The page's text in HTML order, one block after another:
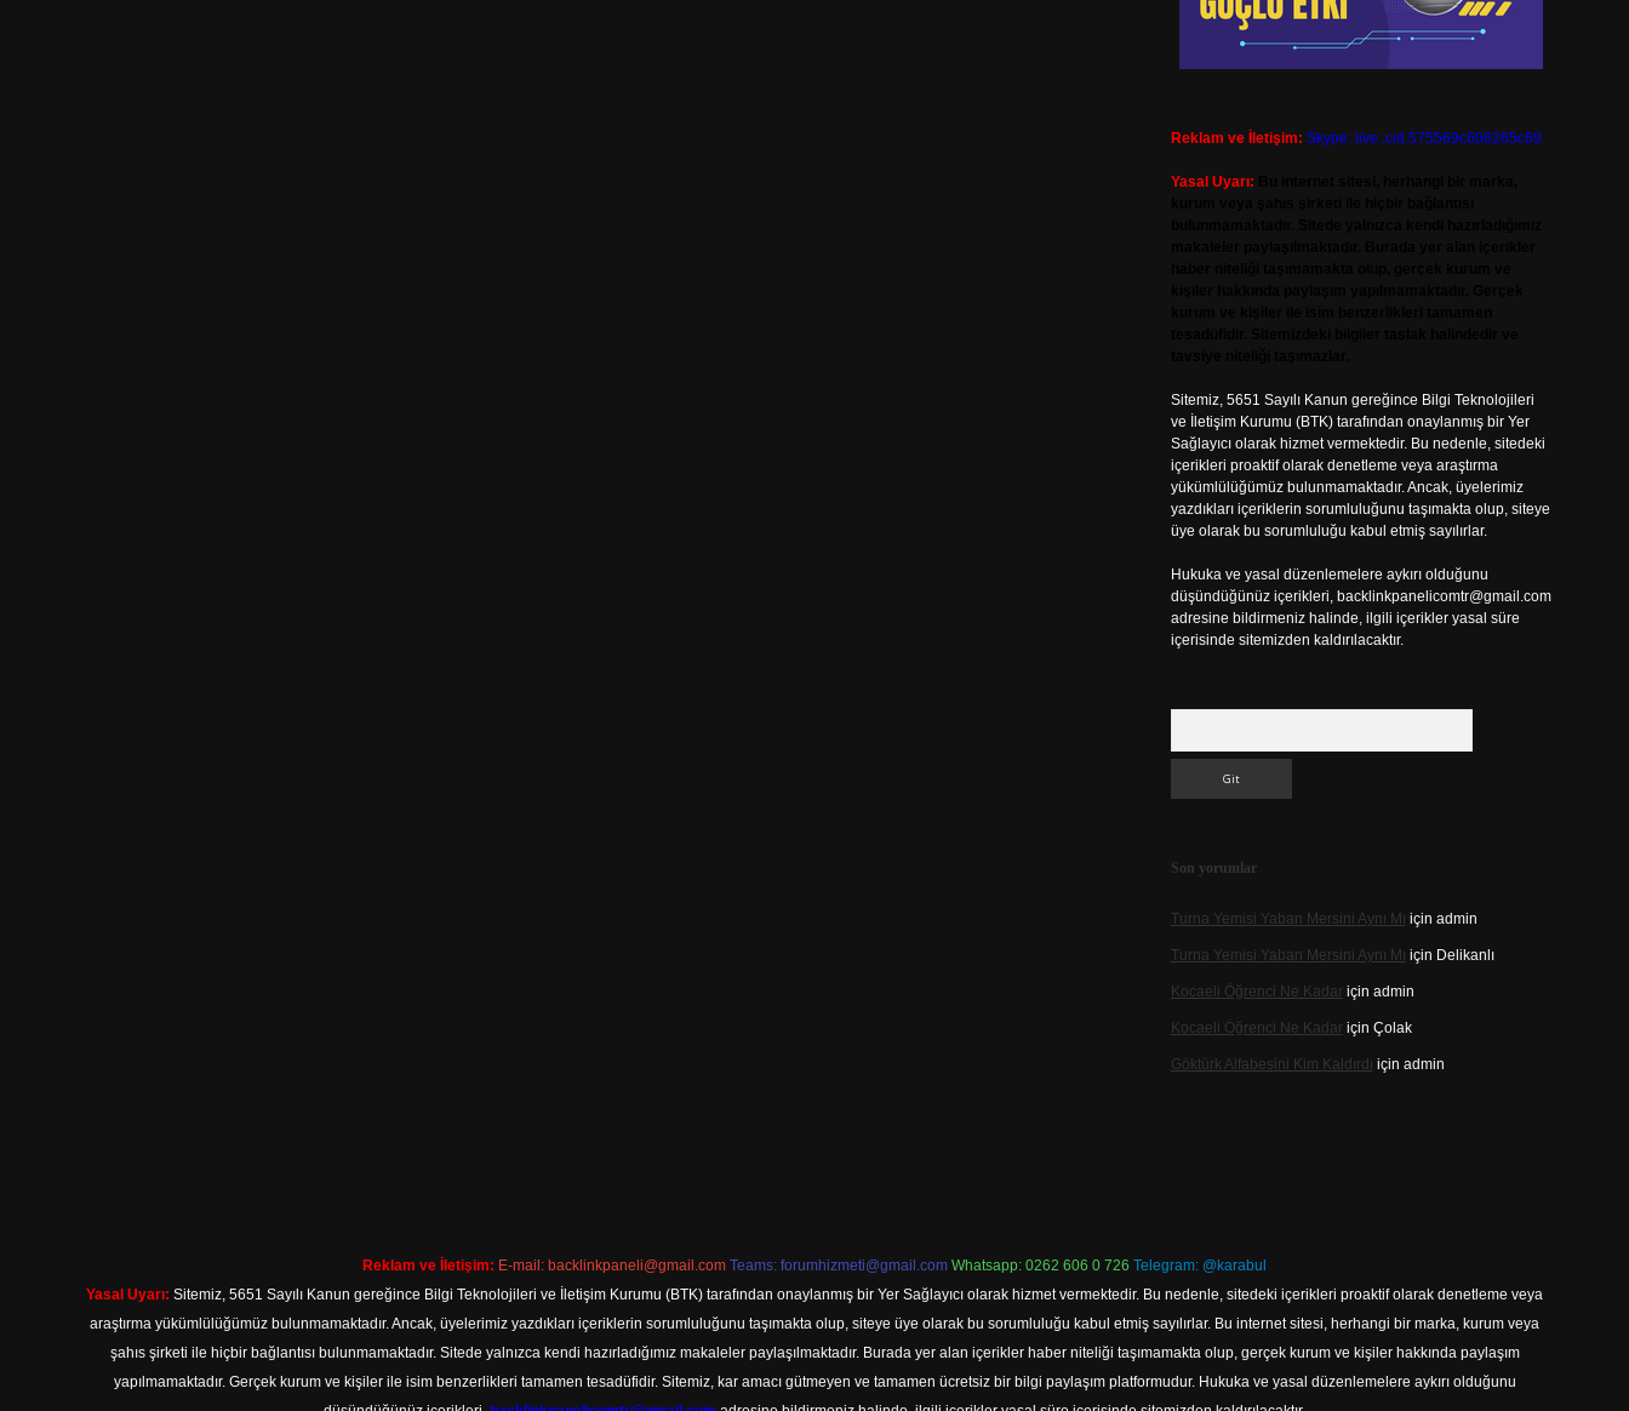
Reklam ve İletişim: Skype: live:.cid.575569c608265c69
Yasal Uyarı:
Sitemiz, 5651 Sayılı Kanun gereğince Bilgi Teknolojileri
ve İletişim Kurumu (BTK) tarafından onaylanmış bir Yer
Sağlayıcı olarak hizmet vermektedir. Bu nedenle, sitedeki
içerikleri proaktif olarak denetleme veya araştırma
yükümlülüğümüz bulunmamaktadır. Ancak, üyelerimiz
yazdıkları içeriklerin sorumluluğunu taşımakta olup, siteye
üye olarak bu sorumluluğu kabul etmiş sayılırlar.
Hukuka ve yasal düzenlemelere aykırı olduğunu
düşündüğünüz içerikleri, backlinkpanelicomtr@gmail.com
adresine bildirmeniz halinde, ilgili içerikler yasal süre
içerisinde sitemizden kaldırılacaktır.
Son yorumlar
Turna Yemisi Yaban Mersini Aynı Mı için admin
Turna Yemisi Yaban Mersini Aynı Mı için Delikanlı
Kocaeli Öğrenci Ne Kadariçin admin
Kocaeli Öğrenci Ne Kadariçin Çolak
Göktürk Alfabesini Kim Kaldırdı için admin
Reklam ve İletişim: E-mail: backlinkpaneli@gmail.com Teams: forumhizmeti@gmail.com Whatsapp: 0262 606 0 726 Telegram: @karabul
Yasal Uyarı: Sitemiz, 5651 Sayılı Kanun gereğince Bilgi Teknolojileri ve İletişim Kurumu (BTK) tarafından onaylanmış bir Yer Sağlayıcı olarak hizmet vermektedir. Bu nedenle, sitedeki içerikleri proaktif olarak denetleme veya
araştırma yükümlülüğümüz bulunmamaktadır. Ancak, üyelerimiz yazdıkları içeriklerin sorumluluğunu taşımakta olup, siteye üye olarak bu sorumluluğu kabul etmiş sayılırlar. Bu internet sitesi, herhangi bir marka, kurum veya
şahıs şirketi ile hiçbir bağlantısı bulunmamaktadır. Sitede yalnızca kendi hazırladığımız makaleler paylaşılmaktadır. Burada yer alan içerikler haber niteliği taşımamakta olup, gerçek kurum ve kişiler hakkında paylaşım
yapılmamaktadır. Gerçek kurum ve kişiler ile isim benzerlikleri tamamen tesadüfidir. Sitemiz, kar amacı gütmeyen ve tamamen ücretsiz bir bilgi paylaşım platformudur. Hukuka ve yasal düzenlemelere aykırı olduğunu